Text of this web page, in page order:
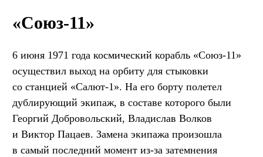
«Союз-11»
6 июня 1971 года космический корабль «Союз-11»
осуществил выход на орбиту для стыковки
со станцией «Салют-1». На его борту полетел
дублирующий экипаж, в составе которого были
Георгий Добровольский, Владислав Волков
и Виктор Пацаев. Замена экипажа произошла
в самый последний момент из-за затемнения